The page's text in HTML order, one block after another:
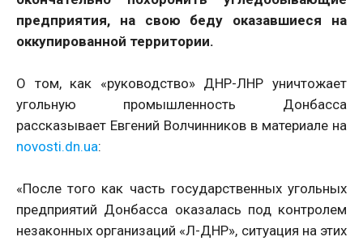
предприятия, на свою беду оказавшиеся на
оккупированной территории.
О том, как «руководство» ДНР-ЛНР уничтожает
угольную промышленность Донбасса
рассказывает Евгений Волчинников в материале на
novosti.dn.ua:
«После того как часть государственных угольных
предприятий Донбасса оказалась под контролем
незаконных организаций «Л-ДНР», ситуация на этих